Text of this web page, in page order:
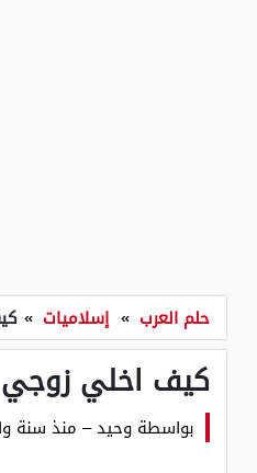
حلم العرب » إسلاميات »
كيف اخلي
بواسطة وحيد– منذ سنة